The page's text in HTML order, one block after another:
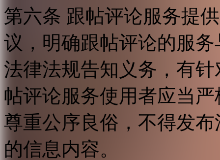
第六条 跟帖评论服务提
议，明确跟帖评论的服
法律法规告知义务，有
帖评论服务使用者应当
尊重公序良俗，不得发
的信息内容。